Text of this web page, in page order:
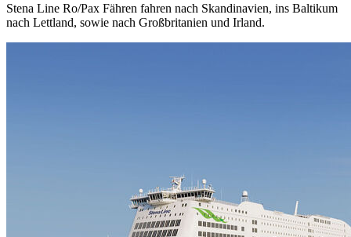
Stena Line Ro/Pax Fähren fahren nach Skandinavien, ins Baltikum
nach Lettland, sowie nach Großbritanien und Irland.